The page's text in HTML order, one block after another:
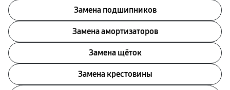
Замена подшипников
Замена амортизаторов
Замена щёток
Замена крестовины